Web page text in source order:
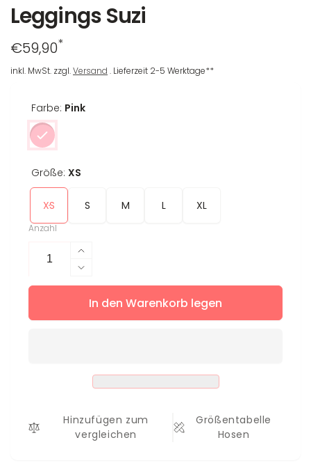
Leggings Suzi
Regulärer
Preis
€59,90*
inkl. MwSt. zzgl.Versand . Lieferzeit 2-5 Werktage**
Farbe: Pink
Größe: XS
XS S M L XL
Anzahl
Erhöhe
die
Menge
für
Verringere
die
Menge
für
In den Warenkorb legen
Hinzufügen zum
vergleichen
Größentabelle
Hosen